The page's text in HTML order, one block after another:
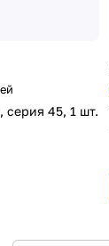
серия 45, 1 шт.